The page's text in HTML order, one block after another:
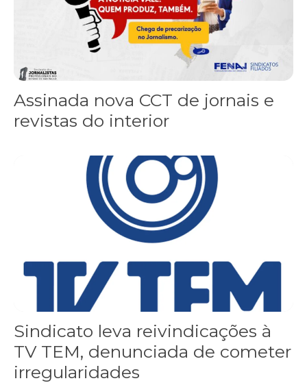
Assinada nova CCT de jornais e
revistas do interior
Sindicato leva reivindicações à TV TEM, denunciada de cometer
Sindicato leva reivindicações à
TV TEM, denunciada de cometer
irregularidades